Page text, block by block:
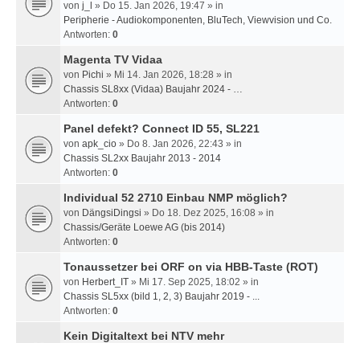
von j_l
» Do 15. Jan 2026, 19:47 » in
Peripherie - Audiokomponenten, BluTech, Viewvision und Co.
Antworten: 0
Magenta TV Vidaa
von Pichi » Mi 14. Jan 2026, 18:28 » in
Chassis SL8xx (Vidaa) Baujahr 2024 - …
Antworten: 0
Panel defekt? Connect ID 55, SL221
von apk_cio » Do 8. Jan 2026, 22:43 » in
Chassis SL2xx Baujahr 2013 - 2014
Antworten: 0
Individual 52 2710 Einbau NMP möglich?
von DängsiDingsi » Do 18. Dez 2025, 16:08 » in
Chassis/Geräte Loewe AG (bis 2014)
Antworten: 0
Tonaussetzer bei ORF on via HBB-Taste (ROT)
von Herbert_IT » Mi 17. Sep 2025, 18:02 » in
Chassis SL5xx (bild 1, 2, 3) Baujahr 2019 - ...
Antworten: 0
Kein Digitaltext bei NTV mehr